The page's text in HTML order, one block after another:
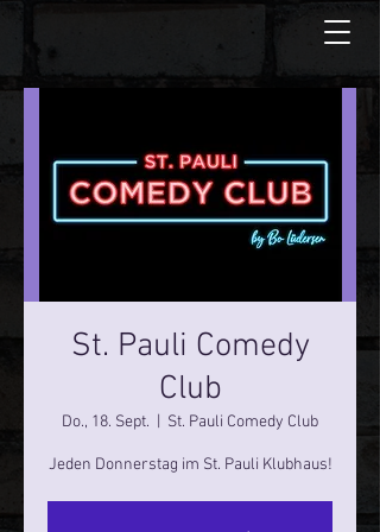
St. Pauli Comedy
Club
Do., 18. Sept. St. Pauli Comedy Club
Jeden Donnerstag im St. Pauli Klubhaus!